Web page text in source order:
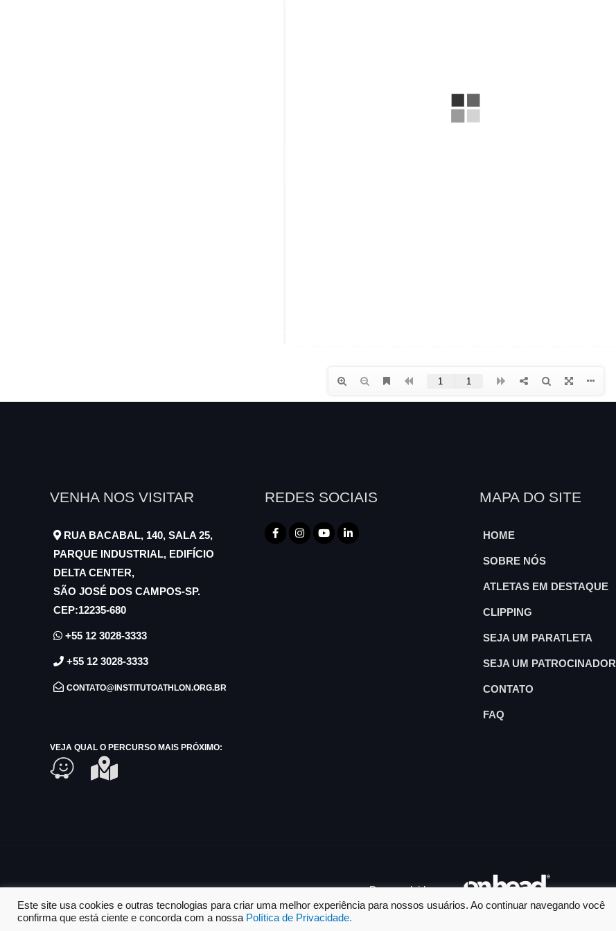
VENHA NOS VISITAR
RUA BACABAL, 140, SALA 25,
PARQUE INDUSTRIAL, EDIFÍCIO
DELTA CENTER,
SÃO JOSÉ DOS CAMPOS-SP.
CEP:12235-680
+55 12 3028-3333
+55 12 3028-3333
CONTATO@INSTITUTOATHLON.ORG.BR
VEJA QUAL O PERCURSO MAIS PRÓXIMO:
REDES SOCIAIS MAPA DO SITE
HOME
SOBRE NÓS
ATLETAS EM DESTAQUE
CLIPPING
SEJA UM PARATLETA
SEJA UM PATROCINADOR
CONTATO
FAQ
Desenvolvido por
Este site usa cookies e outras tecnologias para criar uma melhor experiência para nossos usuários. Ao continuar navegando você
confirma que está ciente e concorda com a nossa Política de Privacidade.